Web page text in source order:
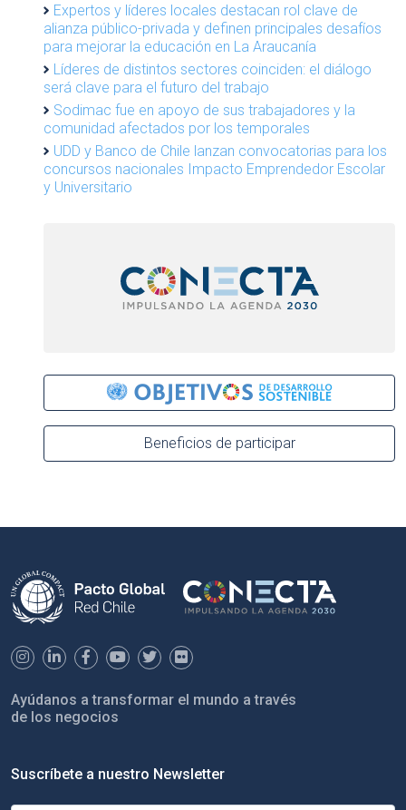
Expertos y líderes locales destacan rol clave de
alianza público-privada y definen principales desafíos
para mejorar la educación en La Araucanía
Líderes de distintos sectores coinciden: el diálogo
será clave para el futuro del trabajo
Sodimac fue en apoyo de sus trabajadores y la
comunidad afectados por los temporales
UDD y Banco de Chile lanzan convocatorias para los
concursos nacionales Impacto Emprendedor Escolar
y Universitario
Beneficios de participar
Ayúdanos a transformar el mundo a través
de los negocios
Suscríbete a nuestro Newsletter